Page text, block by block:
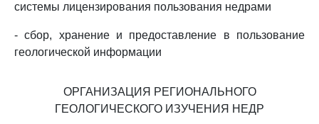
системы лицензирования пользования недрами
- сбор, хранение и предоставление в пользование
геологической информации
ОРГАНИЗАЦИЯ РЕГИОНАЛЬНОГО
ГЕОЛОГИЧЕСКОГО ИЗУЧЕНИЯ НЕДР